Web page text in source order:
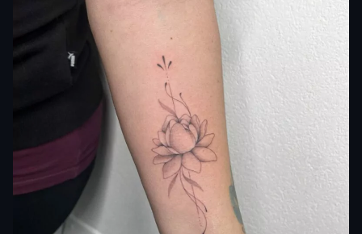
Alcuni lo scelgono per la connessione al Buddhismo o
all’Induismo, altri per un legame personale con la natura
e la crescita interiore. Il lotus flower tattoo diventa
quindi un simbolo universale che unisce tradizione e
modernità, capace di comunicare bellezza estetica e
profondità emotiva.
È una scelta frequente sia per chi vuole un piccolo
segno discreto, sia per chi desidera un progetto più
ampio che abbraccia intere parti del corpo.